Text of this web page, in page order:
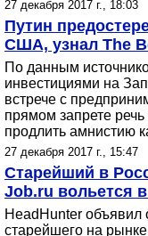
27 декабря 2017 г., 18:03
Путин
США, узнал The
По данным
инвестициями на
встрече с
прямом запрете
продлить амнистию
27 декабря 2017 г., 15:47
Старейший в
Job.ru вольется
HeadHunter объявил
старейшего на